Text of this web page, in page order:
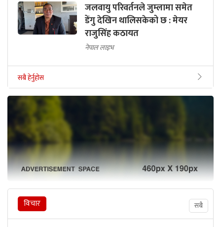
जलवायु परिवर्तनले जुम्लामा समेत
डेंगु देखिन थालिसकेको छ : मेयर
राजुसिंह कठायत
नेपाल लाइभ
सबै हेर्नुहोस
विचार सबै